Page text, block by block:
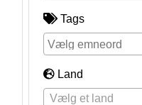
Tags
Land
Vælg et land